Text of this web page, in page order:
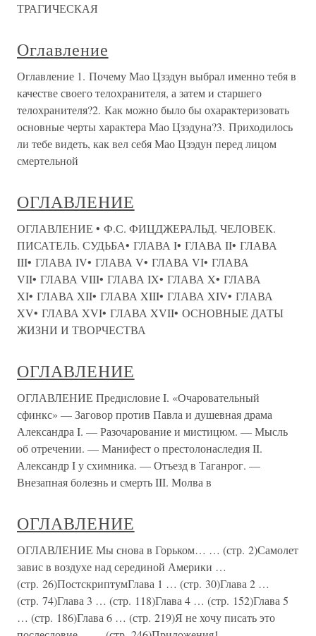
ТРАГИЧЕСКАЯ
Оглавление
Оглавление 1. Почему Мао Цзэдун выбрал именно тебя в
качестве своего телохранителя, а затем и старшего
телохранителя?2. Как можно было бы охарактеризовать
основные черты характера Мао Цзэдуна?3. Приходилось
ли тебе видеть, как вел себя Мао Цзэдун перед лицом
смертельной
ОГЛАВЛЕНИЕ
ОГЛАВЛЕНИЕ • Ф.С. ФИЦДЖЕРАЛЬД. ЧЕЛОВЕК.
ПИСАТЕЛЬ. СУДЬБА• ГЛАВА I• ГЛАВА II• ГЛАВА
III• ГЛАВА IV• ГЛАВА V• ГЛАВА VI• ГЛАВА
VII• ГЛАВА VIII• ГЛАВА IX• ГЛАВА X• ГЛАВА
XI• ГЛАВА XII• ГЛАВА XIII• ГЛАВА XIV• ГЛАВА
XV• ГЛАВА XVI• ГЛАВА XVII• ОСНОВНЫЕ ДАТЫ
ЖИЗНИ И ТВОРЧЕСТВА
ОГЛАВЛЕНИЕ
ОГЛАВЛЕНИЕ Предисловие I. «Очаровательный
сфинкс» — Заговор против Павла и душевная драма
Александра I. — Разочарование и мистицюм. — Мысль
об отречении. — Манифест о престолонаследия II.
Александр I у схимника. — Отъезд в Таганрог. —
Внезапная болезнь и смерть III. Молва в
ОГЛАВЛЕНИЕ
ОГЛАВЛЕНИЕ Мы снова в Горьком… … (стр. 2)Самолет
завис в воздухе над серединой Америки …
(стр. 26)ПостскриптумГлава 1 … (стр. 30)Глава 2 …
(стр. 74)Глава 3 … (стр. 118)Глава 4 … (стр. 152)Глава 5
… (стр. 186)Глава 6 … (стр. 219)Я не хочу писать это